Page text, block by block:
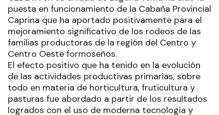
puesta en funcionamiento de la Cabaña Provincial
Caprina que ha aportado positivamente para el
mejoramiento significativo de los rodeos de las
familias productoras de la región del Centro y
Centro Oeste formoseños.
El efecto positivo que ha tenido en la evolución
de las actividades productivas primarias, sobre
todo en materia de horticultura, fruticultura y
pasturas fue abordado a partir de los resultados
logrados con el uso de moderna tecnología y